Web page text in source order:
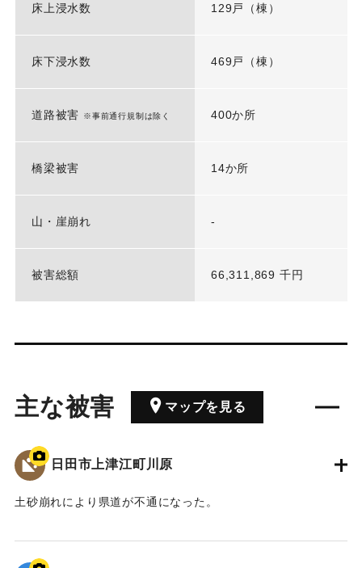
床上浸水数 129戸（棟）
床下浸水数 469戸（棟）
道路被害 ※事前通行規制は除く 400か所
橋梁被害 14か所
山・崖崩れ -
被害総額 66,311,869 千円
主な被害 マップを見る
日田市上津江町川原
土砂崩れにより県道が不通になった。
2020/7/6｜固有コード:01215088